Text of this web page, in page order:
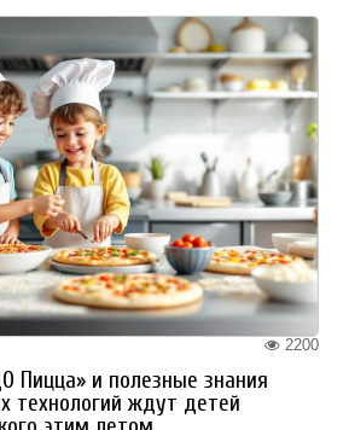
2200
Пицца» и полезные знания
технологий ждут детей